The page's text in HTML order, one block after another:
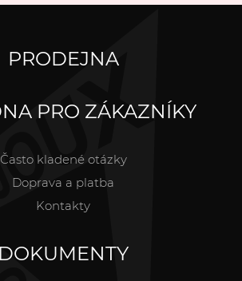
PRODEJNA
PRO ZÁKAZNÍKY
Často kladené otázky
Doprava a platba
Kontakty
DOKUMENTY